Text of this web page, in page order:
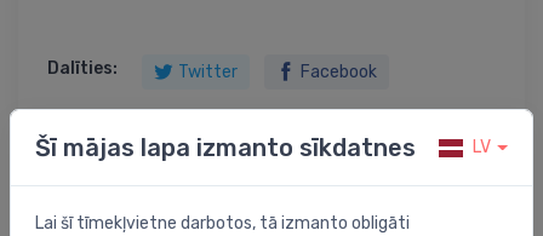
Dalīties: Twitter Facebook
Šī mājas lapa izmanto sīkdatnes LV
Lai šī tīmekļvietne darbotos, tā izmanto obligāti